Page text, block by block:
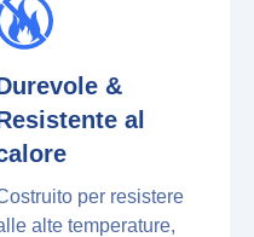
&
al
per resistere
alte temperature,